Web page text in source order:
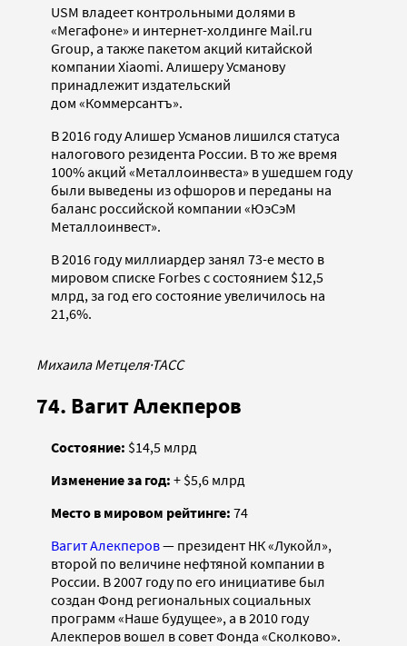
USM владеет контрольными долями в
«Мегафоне» и интернет-холдинге Mail.ru
Group, а также пакетом акций китайской
компании Xiaomi. Алишеру Усманову
принадлежит издательский
дом «Коммерсантъ».
В 2016 году Алишер Усманов лишился статуса
налогового резидента России. В то же время
100% акций «Металлоинвеста» в ушедшем году
были выведены из офшоров и переданы на
баланс российской компании «ЮэСэМ
Металлоинвест».
В 2016 году миллиардер занял 73-е место в
мировом списке Forbes с состоянием $12,5
млрд, за год его состояние увеличилось на
21,6%.
Михаила Метцеля·ТАСС
74. Вагит Алекперов
Состояние: $14,5 млрд
Изменение за год: + $5,6 млрд
Место в мировом рейтинге: 74
Вагит Алекперов— президент НК «Лукойл»,
второй по величине нефтяной компании в
России. В 2007 году по его инициативе был
создан Фонд региональных социальных
программ «Наше будущее», а в 2010 году
Алекперов вошел в совет Фонда «Сколково».